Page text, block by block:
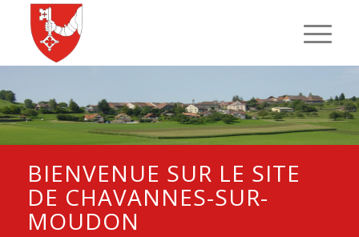
BIENVENUE SUR LE SITE
DE CHAVANNES-SUR-
MOUDON